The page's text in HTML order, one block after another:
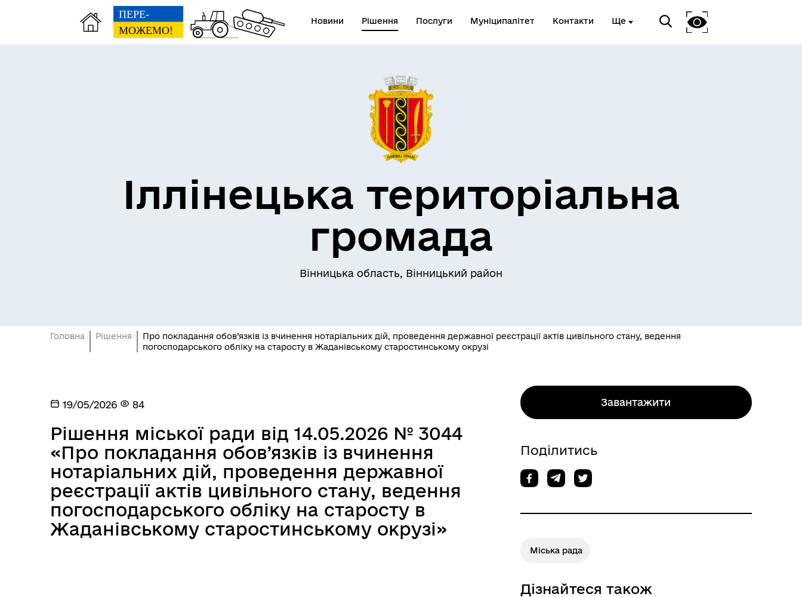
Новини Рішення Послуги Муніципалітет Контакти Ще
Іллінецька територіальна
громада
Вінницька область, Вінницький район
Головна Рішення
Про покладання обов’язків із вчинення нотаріальних дій, проведення державної реєстрації актів цивільного стану, ведення
погосподарського обліку на старосту в Жаданівському старостинському окрузі
19/05/2026 84
Рішення міської ради від 14.05.2026 № 3044
«Про покладання обов’язків із вчинення
нотаріальних дій, проведення державної
реєстрації актів цивільного стану, ведення
погосподарського обліку на старосту в
Жаданівському старостинському окрузі»
Завантажити
Поділитись
Міська рада
Дізнайтеся також